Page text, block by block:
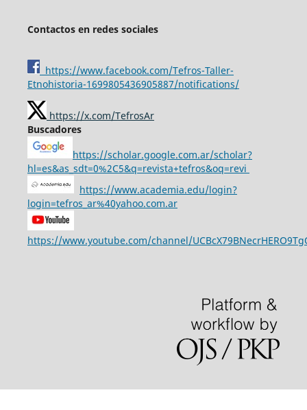
Contactos en redes sociales
https://www.facebook.com/Tefros-Taller-
Etnohistoria-1699805436905887/notifications/
https://x.com/TefrosAr
Buscadores
https://scholar.google.com.ar/scholar?
hl=es&as_sdt=0%2C5&q=revista+tefros&oq=revi
https://www.academia.edu/login?
login=tefros_ar%40yahoo.com.ar
https://www.youtube.com/channel/